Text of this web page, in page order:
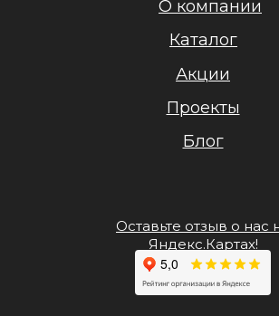
О компании
Каталог
Акции
Оставьте отзыв о нас
Яндекс.Картах!
Проекты
Блог